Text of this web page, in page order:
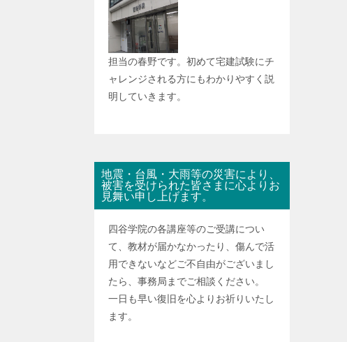
担当の春野です。初めて宅建試験にチ
ャレンジされる方にもわかりやすく説
明していきます。
地震・台風・大雨等の災害により、
被害を受けられた皆さまに心よりお
見舞い申し上げます。
四谷学院の各講座等のご受講につい
て、教材が届かなかったり、傷んで活
用できないなどご不自由がございまし
たら、事務局までご相談ください。
一日も早い復旧を心よりお祈りいたし
ます。